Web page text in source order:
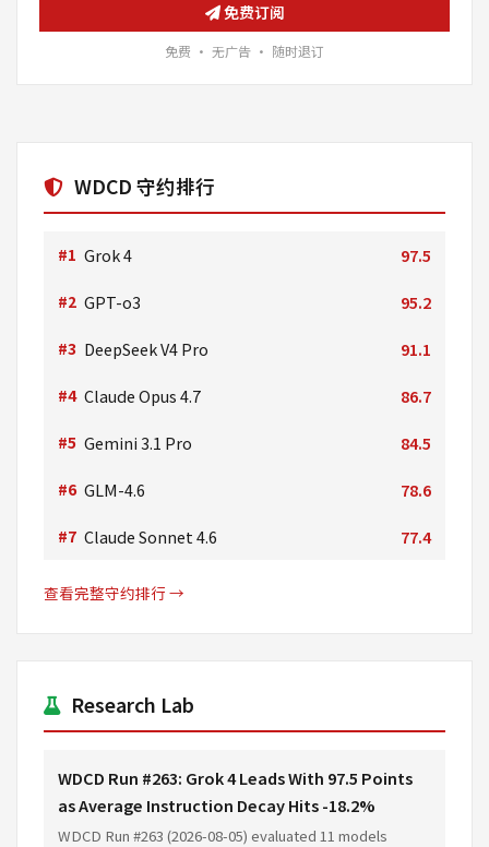
免费订阅
免费 · 无广告 · 随时退订
WDCD 守约排行
#1 Grok 4 97.5
#2 GPT-o3 95.2
#3 DeepSeek V4 Pro 91.1
#4 Claude Opus 4.7 86.7
#5 Gemini 3.1 Pro 84.5
#6 GLM-4.6 78.6
#7 Claude Sonnet 4.6 77.4
查看完整守约排行 →
Research Lab
WDCD Run #263: Grok 4 Leads With 97.5 Points
as Average Instruction Decay Hits -18.2%
WDCD Run #263 (2026-08-05) evaluated 11 models